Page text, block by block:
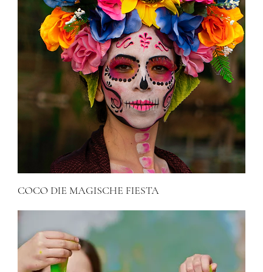
COCO DIE MAGISCHE FIESTA